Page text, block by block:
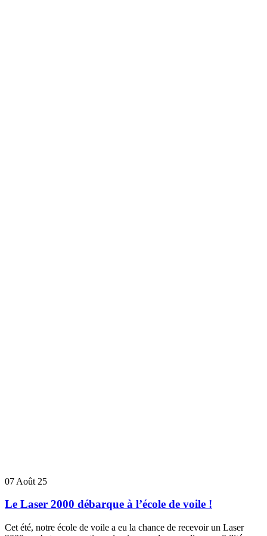
07 Août 25
Le Laser 2000 débarque à l’école de voile !
Cet été, notre école de voile a eu la chance de recevoir un Laser